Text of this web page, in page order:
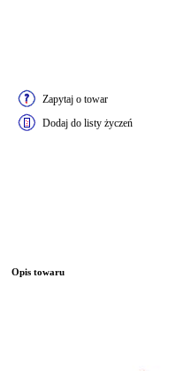
Zapytaj o towar
Dodaj do listy życzeń
Opis towaru